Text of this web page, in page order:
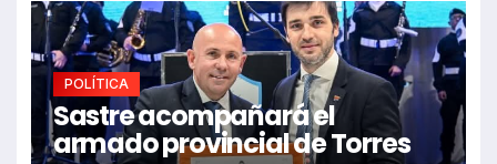
POLÍTICA
Sastre acompañará el
armado provincial de Torres